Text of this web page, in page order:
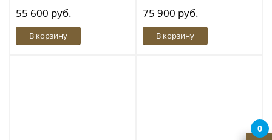
55 600 руб.
В корзину
75 900 руб.
В корзину
0